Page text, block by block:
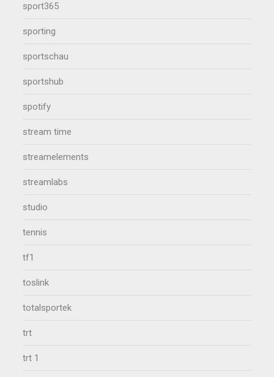
sport365
sporting
sportschau
sportshub
spotify
stream time
streamelements
streamlabs
studio
tennis
tf1
toslink
totalsportek
trt
trt 1